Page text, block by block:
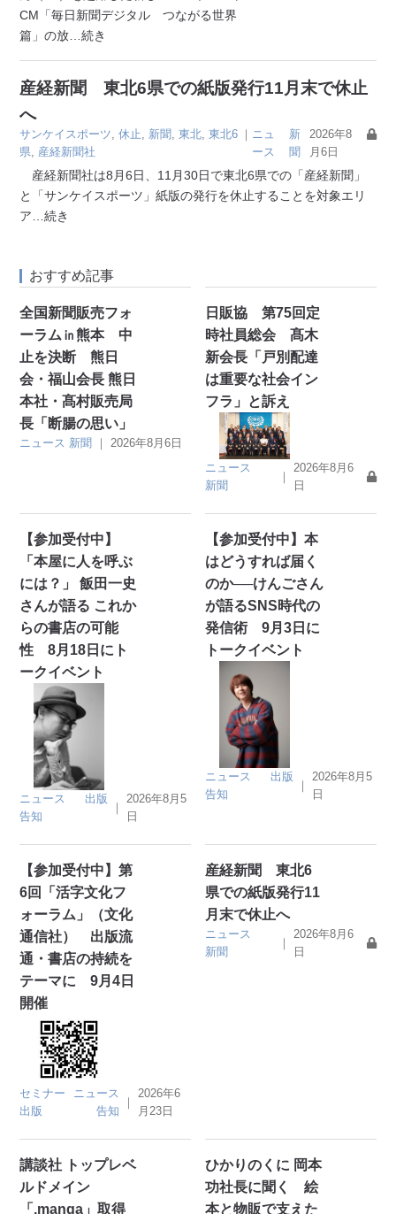
CM「毎日新聞デジタル つながる世界
篇」の放 …続き
産経新聞 東北6県での紙版発行11月末で休止
へ
サンケイスポーツ,休止, 新聞,東北,東北6
県, 産経新聞社
｜ ニュ
ース
新
聞
2026年8
月6日
産経新聞社は8月6日、11月30日で東北6県での「産経新聞」
と「サンケイスポーツ」紙版の発行を休止することを対象エリ
ア …続き
おすすめ記事
全国新聞販売フォ
ーラム㏌熊本 中
止を決断 熊日
会・福山会長 熊日
本社・髙村販売局
長「断腸の思い」
ニュース 新聞 ｜2026年8月6日
日販協 第75回定
時社員総会 髙木
新会長「戸別配達
は重要な社会イン
フラ」と訴え
ニュース
新聞
｜
2026年8月6
日
【参加受付中】
「本屋に人を呼ぶ
には？」 飯田一史
さんが語る これか
らの書店の可能
性 8月18日にト
ークイベント
ニュース
出版
告知
｜
2026年8月5
日
【参加受付中】本
はどうすれば届く
のか──けんごさん
が語るSNS時代の
発信術 9月3日に
トークイベント
ニュース
出版
告知
｜
2026年8月5
日
【参加受付中】第
6回「活字文化フ
ォーラム」（文化
通信社） 出版流
通・書店の持続を
テーマに 9月4日
開催
セミナー
ニュース
出版
告知
｜
2026年6
月23日
産経新聞 東北6
県での紙版発行11
月末で休止へ
ニュース
新聞
｜
2026年8月6
日
講談社 トップレベ
ルドメイン
「.manga」取得
ひかりのくに 岡本
功社長に聞く 絵
本と物販で支えた